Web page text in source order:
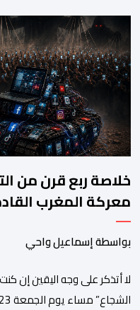
للجديدة، ورئيس المجلس
شخصيات مدنية وعسكرية
الموسم بالخيمة الرسمية،
خلاصة ربع قرن من
معركة المغرب
بواسطة إسماعيل واحي
لا أتذكر على وجه اليقين إن